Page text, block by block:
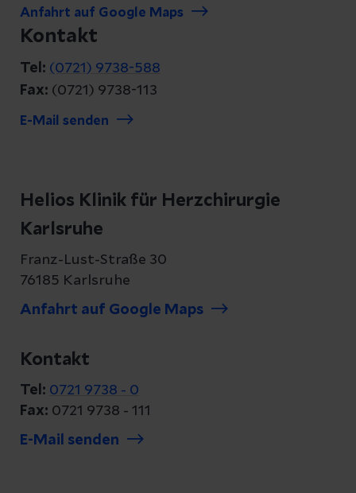
Anfahrt auf Google Maps
Kontakt
Tel: (0721) 9738-588
Fax: (0721) 9738-113
E-Mail senden
Helios Klinik für Herzchirurgie
Karlsruhe
Franz-Lust-Straße 30
76185 Karlsruhe
Anfahrt auf Google Maps
Kontakt
Tel: 0721 9738 - 0
Fax: 0721 9738 - 111
E-Mail senden